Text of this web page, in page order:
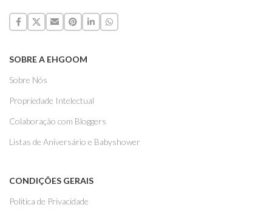
SOBRE A EHGOOM
Sobre Nós
Propriedade Intelectual
Colaboração com Bloggers
Listas de Aniversário e Babyshower
CONDIÇÕES GERAIS
Politica de Privacidade